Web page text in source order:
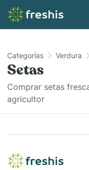
Categorías Verdura
Setas
Comprar setas
agricultor